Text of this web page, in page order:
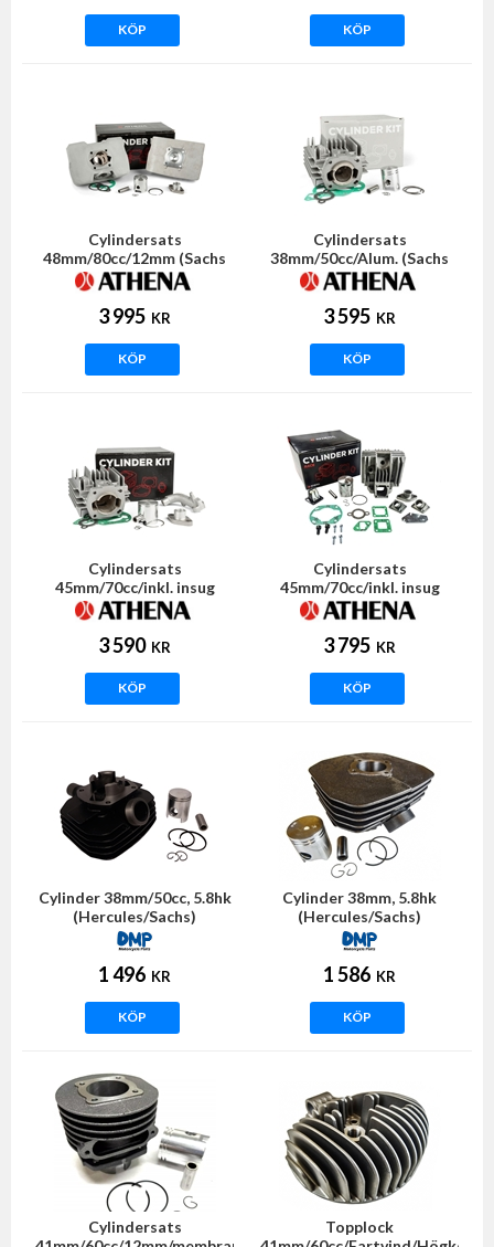
KÖP KÖP
Cylindersats
48mm/80cc/12mm (Sachs
5/6vxl) ATHENA
3 995 KR
KÖP
Cylindersats
38mm/50cc/Alum. (Sachs
505) ATHENA
3 595 KR
KÖP
Cylindersats
45mm/70cc/inkl. insug
(Sachs 504/505) ATHENA
3 590 KR
KÖP
Cylindersats
45mm/70cc/inkl. insug
(Sachs 504/505) ATHENA
3 795 KR
KÖP
Cylinder 38mm/50cc, 5.8hk
(Hercules/Sachs)
1 496 KR
KÖP
Cylinder 38mm, 5.8hk
(Hercules/Sachs)
1 586 KR
KÖP
Cylindersats
Topplock